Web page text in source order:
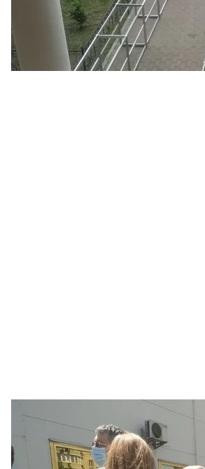
сделать прививку по записи
Прививки делают китайской
одобрилаВсемирная
Массовая
Как рассказала нам директор
вакцинации работают 24